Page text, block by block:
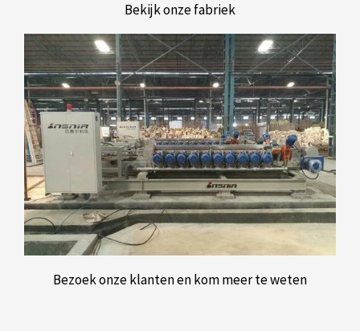
Bekijk onze fabriek
Bezoek onze klanten en kom meer te weten
Türkçe
Deutsch